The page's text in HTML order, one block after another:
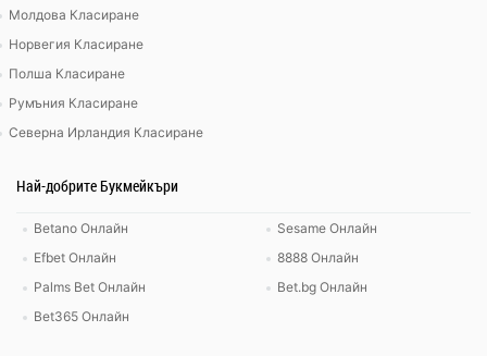
Молдова Класиране
Норвегия Класиране
Полша Класиране
Румъния Класиране
Северна Ирландия Класиране
Най-добрите Букмейкъри
Betano Онлайн
Efbet Онлайн
Palms Bet Онлайн
Bet365 Онлайн
Sesame Онлайн
8888 Онлайн
Bet.bg Онлайн